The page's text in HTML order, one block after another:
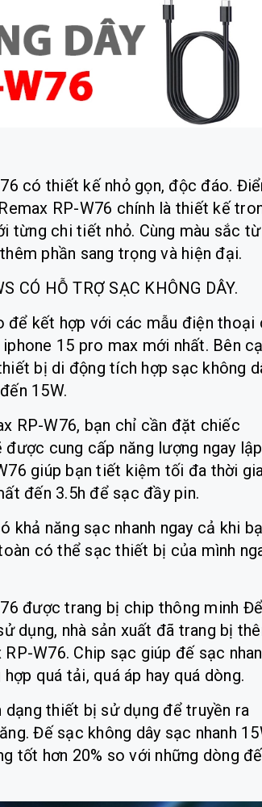
có thiết kế nhỏ gọn, độc đáo.
RP-W76 chính là thiết kế
từng chi tiết nhỏ. Cùng màu sắc từ
phần sang trọng và hiện đại.
CÓ HỖ TRỢ SẠC KHÔNG DÂY.
để kết hợp với các mẫu điện thoại
15 pro max mới nhất. Bên
bị di động tích hợp sạc không
15W.
RP-W76, bạn chỉ cần đặt chiếc
cung cấp năng lượng ngay lập
giúp bạn tiết kiệm tối đa thời
đến 3.5h để sạc đầy pin.
khả năng sạc nhanh ngay cả khi
có thể sạc thiết bị của mình
được trang bị chip thông minh Để
dụng, nhà sản xuất đã trang bị
W76. Chip sạc giúp đế sạc
quá tải, quá áp hay quá dòng.
dạng thiết bị sử dụng để truyền ra
Đế sạc không dây sạc nhanh
tốt hơn 20% so với những dòng đế